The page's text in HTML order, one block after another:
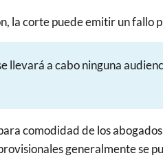
la corte puede emitir un fallo
llevará a cabo ninguna
comodidad de los
generalmente